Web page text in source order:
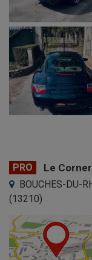
PRO Le
BOUCHES-DU-
(13210)